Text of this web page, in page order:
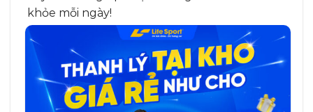
khỏe mỗi ngày!